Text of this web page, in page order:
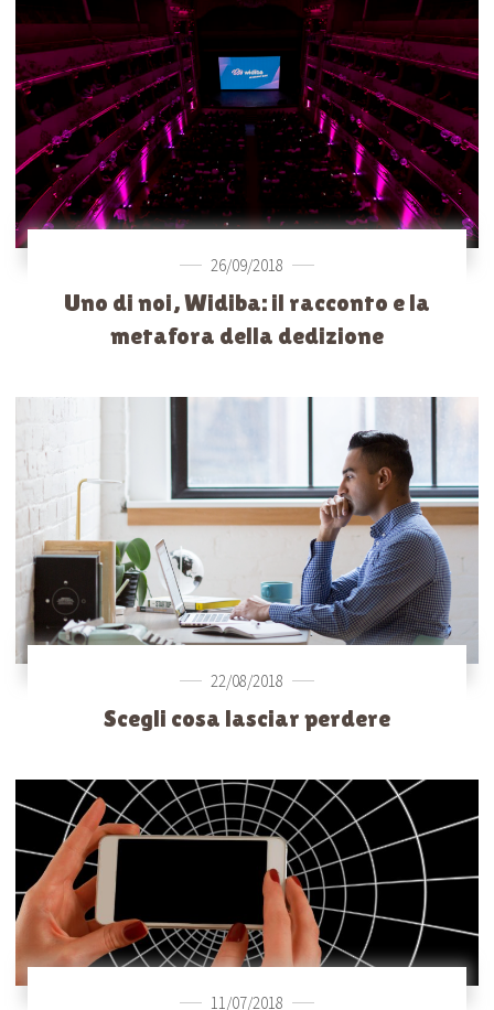
26/09/2018
Uno di noi, Widiba: il racconto e la
metafora della dedizione
22/08/2018
Scegli cosa lasciar perdere
11/07/2018